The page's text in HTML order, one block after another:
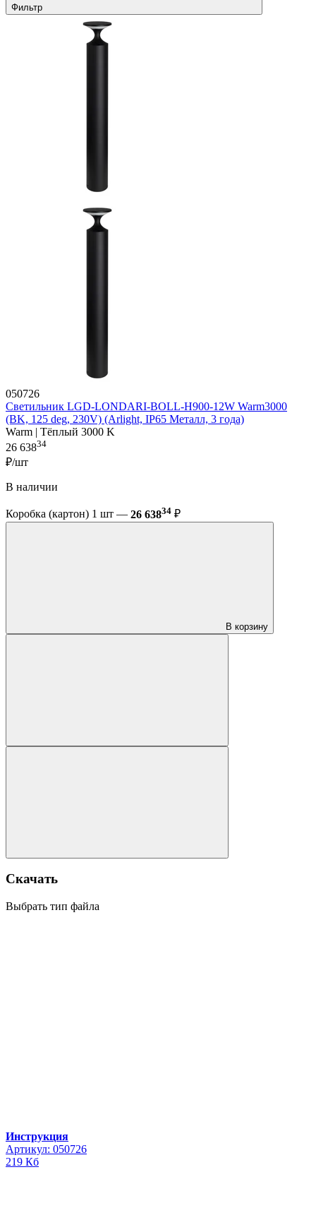
Фильтр
050726
Светильник LGD-LONDARI-BOLL-H900-12W Warm3000
(BK, 125 deg, 230V) (Arlight, IP65 Металл, 3 года)
Warm | Тёплый 3000 K
26 63834
₽/шт
В наличии
Коробка (картон) 1 шт — 26 63834 ₽
В корзину
Скачать
Выбрать тип файла
Инструкция
Артикул: 050726
219 Кб